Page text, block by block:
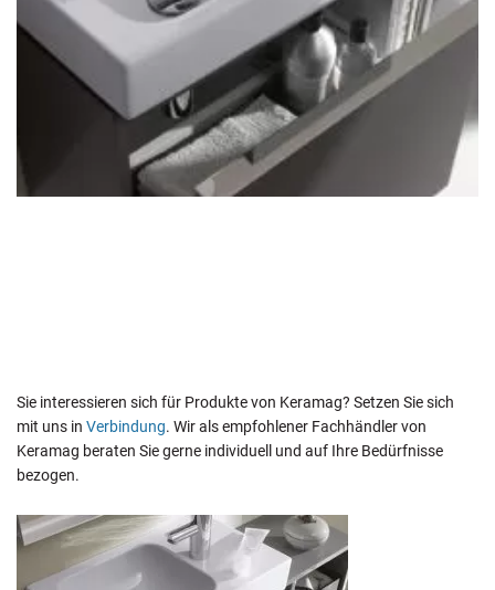
Sie interessieren sich für Produkte von Keramag? Setzen Sie sich
mit uns in Verbindung. Wir als empfohlener Fachhändler von
Keramag beraten Sie gerne individuell und auf Ihre Bedürfnisse
bezogen.